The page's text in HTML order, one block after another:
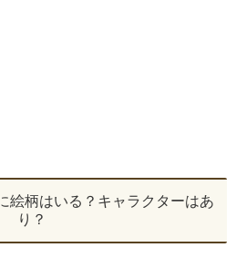
絵柄はいる？キャラクターはあ
り？